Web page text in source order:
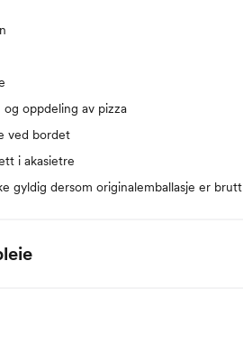
oppdeling av pizza
ved bordet
i akasietre
gyldig dersom originalemballasje er brutt